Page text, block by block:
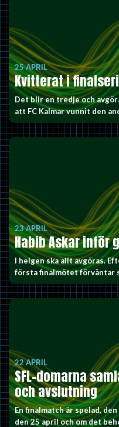
25 APRIL
Kvitterat i
Det blir en tredje och
att FC Kalmar vunnit den
23 APRIL
Habib Askar inför
I helgen ska allt avgöras.
första finalmötet förväntar
22 APRIL
SFL-domarna
och avslutning
En finalmatch är spelad,
den 25 april och om det